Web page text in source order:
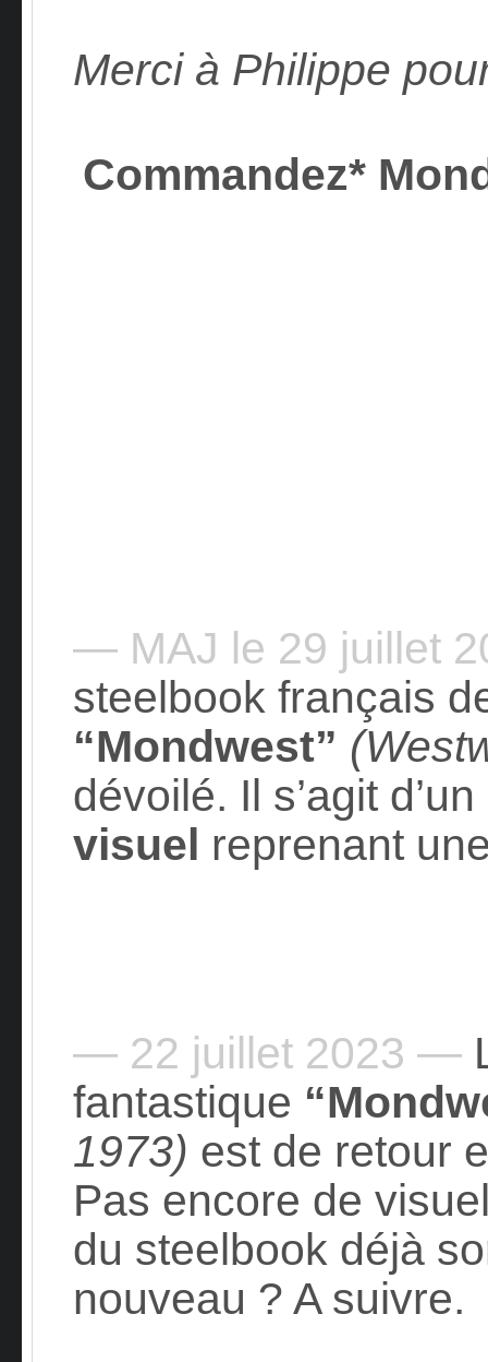
Merci à Philippe
Commandez*
— MAJ le 29 juillet
steelbook français
“Mondwest”
dévoilé. Il s’agit d’un
visuel reprenant
— 22 juillet 2023 —
fantastique
1973) est de retour
Pas encore de
du steelbook déjà
nouveau ? A suivre.